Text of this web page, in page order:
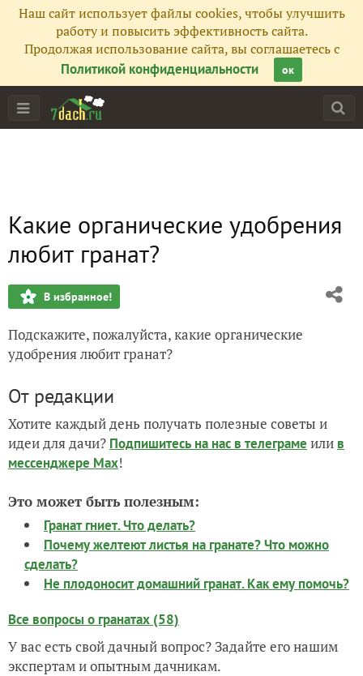
Наш сайт использует файлы cookies, чтобы улучшить
работу и повысить эффективность сайта.
Продолжая использование сайта, вы соглашаетесь с
Политикой конфиденциальности
ок
Какие органические удобрения
любит гранат?
В избранное!
Подскажите, пожалуйста, какие органические
удобрения любит гранат?
От редакции
Хотите каждый день получать полезные советы и
идеи для дачи? Подпишитесь на нас в телеграме или в
мессенджере Max!
Это может быть полезным:
Гранат гниет. Что делать?
Почему желтеют листья на гранате? Что можно
сделать?
Не плодоносит домашний гранат. Как ему помочь?
Все вопросы о гранатах (58)
У вас есть свой дачный вопрос? Задайте его нашим
экспертам и опытным дачникам.